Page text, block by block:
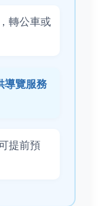
轉公車或
導覽服務
提前預